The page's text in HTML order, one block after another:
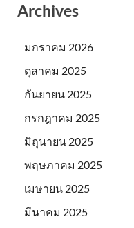
Archives
มกราคม 2026
ตุลาคม 2025
กันยายน 2025
กรกฎาคม 2025
มิถุนายน 2025
พฤษภาคม 2025
เมษายน 2025
มีนาคม 2025